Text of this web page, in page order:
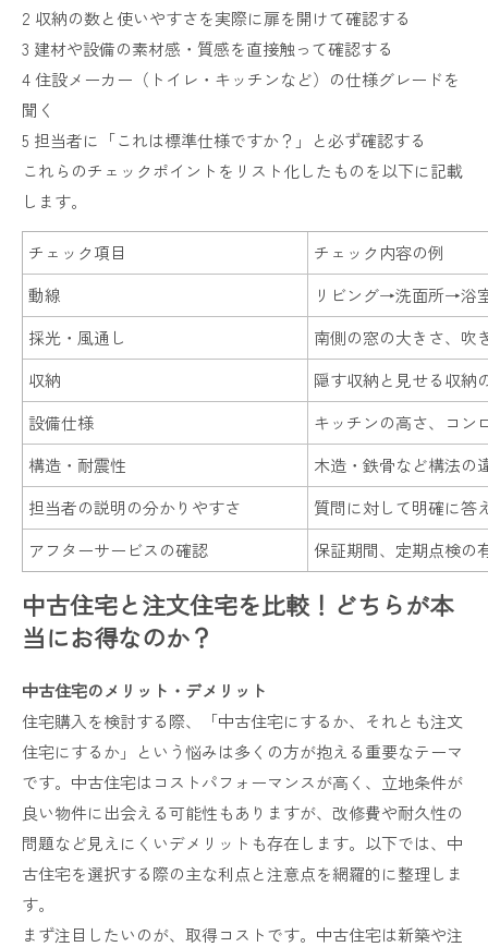
2 収納の数と使いやすさを実際に扉を開けて確認する
3 建材や設備の素材感・質感を直接触って確認する
4 住設メーカー（トイレ・キッチンなど）の仕様グレードを
聞く
5 担当者に「これは標準仕様ですか？」と必ず確認する
これらのチェックポイントをリスト化したものを以下に記載
します。
チェック項目
チェック内容の例
動線
リビング→洗面所→浴
採光・風通し
南側の窓の大きさ、吹
収納
隠す収納と見せる収納
設備仕様
キッチンの高さ、コン
構造・耐震性
木造・鉄骨など構法の
担当者の説明の分かりやすさ
質問に対して明確に答
アフターサービスの確認
保証期間、定期点検の
中古住宅と注文住宅を比較！どちらが本
当にお得なのか？
中古住宅のメリット・デメリット
住宅購入を検討する際、「中古住宅にするか、それとも注文
住宅にするか」という悩みは多くの方が抱える重要なテーマ
です。中古住宅はコストパフォーマンスが高く、立地条件が
良い物件に出会える可能性もありますが、改修費や耐久性の
問題など見えにくいデメリットも存在します。以下では、中
古住宅を選択する際の主な利点と注意点を網羅的に整理しま
す。
まず注目したいのが、取得コストです。中古住宅は新築や注